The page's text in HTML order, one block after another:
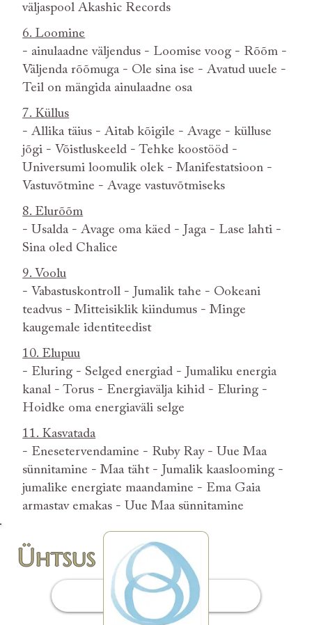
väljaspool Akashic Records
6. Loomine
- ainulaadne väljendus - Loomise voog - Rõõm -
Väljenda rõõmuga - Ole sina ise - Avatud uuele -
Teil on mängida ainulaadne osa
7. Küllus
- Allika täius - Aitab kõigile - Avage - külluse
jõgi - Võistluskeeld - Tehke koostööd -
Universumi loomulik olek - Manifestatsioon -
Vastuvõtmine - Avage vastuvõtmiseks
8. Elurõõm
- Usalda - Avage oma käed - Jaga - Lase lahti -
Sina oled Chalice
9. Voolu
- Vabastuskontroll - Jumalik tahe - Ookeani
teadvus - Mitteisiklik kiindumus - Minge
kaugemale identiteedist
10. Elupuu
- Eluring - Selged energiad - Jumaliku energia
kanal - Torus - Energiavälja kihid - Eluring -
Hoidke oma energiaväli selge
11. Kasvatada
- Enesetervendamine - Ruby Ray - Uue Maa
sünnitamine - Maa täht - Jumalik kaaslooming -
jumalike energiate maandamine - Ema Gaia
armastav emakas - Uue Maa sünnitamine
Sissejuhatus
Ühtsus